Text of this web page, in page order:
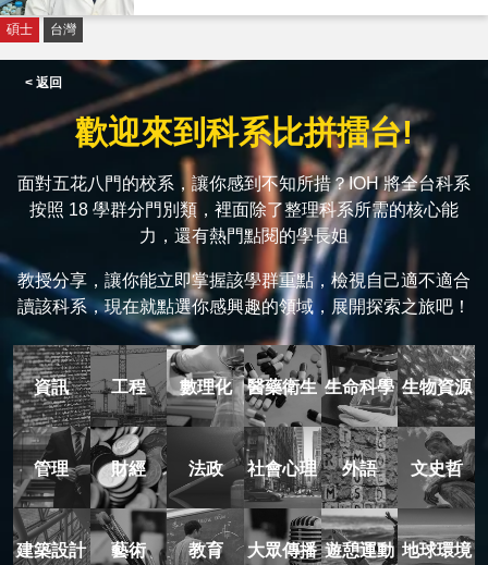
碩士 台灣
< 返回
歡迎來到科系比拼擂台!
面對五花八門的校系，讓你感到不知所措？IOH 將全台科系
按照 18 學群分門別類，裡面除了整理科系所需的核心能
力，還有熱門點閱的學長姐
教授分享，讓你能立即掌握該學群重點，檢視自己適不適合
讀該科系，現在就點選你感興趣的領域，展開探索之旅吧！
資訊 工程 數理化 醫藥衛生 生命科學 生物資源
管理 財經 法政 社會心理 外語 文史哲
建築設計 藝術 教育 大眾傳播 遊憩運動 地球環境